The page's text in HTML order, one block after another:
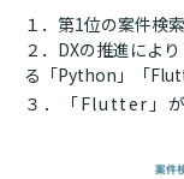
１．第1位の案件検
２．DXの推進によ
る「Python」「
３．「Flutter」